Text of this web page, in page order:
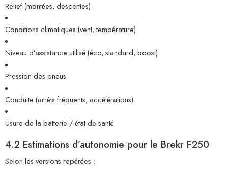
Relief (montées, descentes)
Conditions climatiques (vent, température)
Niveau d’assistance utilisé (éco, standard, boost)
Pression des pneus
Conduite (arrêts fréquents, accélérations)
Usure de la batterie / état de santé
4.2 Estimations d’autonomie pour le Brekr F250
Selon les versions repérées :